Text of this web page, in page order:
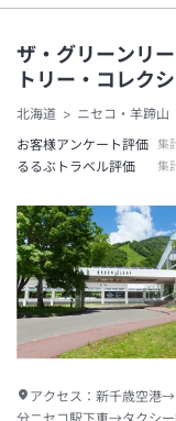
ザ・グリーンリ
トリー・コレク
北海道
ニセコ・羊蹄山
お客様アンケート評価
集
るるぶトラベル評価 集
アクセス： 新千歳空港→